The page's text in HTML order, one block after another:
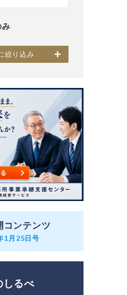
み
絞り込み
コンテンツ
1月25日号
しるべ